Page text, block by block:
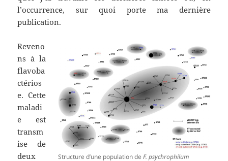
l’occurrence, sur quoi porte ma dernière
publication.
Structure d’une population de F. psychrophilum
Reveno
ns à la
flavoba
ctérios
e. Cette
maladi
e est
transm
ise de
deux